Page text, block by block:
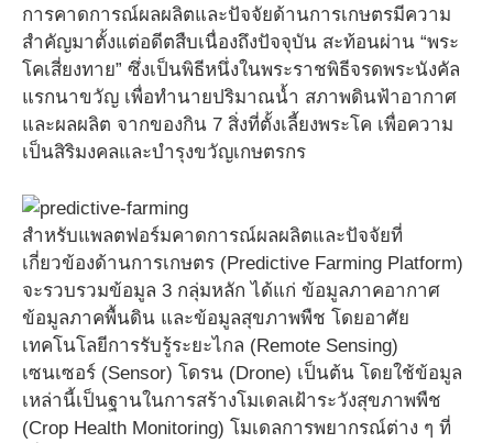
การคาดการณ์ผลผลิตและปัจจัยด้านการเกษตรมีความ
สำคัญมาตั้งแต่อดีตสืบเนื่องถึงปัจจุบัน สะท้อนผ่าน “พระ
โคเสี่ยงทาย” ซึ่งเป็นพิธีหนึ่งในพระราชพิธีจรดพระนังคัล
แรกนาขวัญ เพื่อทำนายปริมาณน้ำ สภาพดินฟ้าอากาศ
และผลผลิต จากของกิน 7 สิ่งที่ตั้งเลี้ยงพระโค เพื่อความ
เป็นสิริมงคลและบำรุงขวัญเกษตรกร
สำหรับแพลตฟอร์มคาดการณ์ผลผลิตและปัจจัยที่
เกี่ยวข้องด้านการเกษตร (Predictive Farming Platform)
จะรวบรวมข้อมูล 3 กลุ่มหลัก ได้แก่ ข้อมูลภาคอากาศ
ข้อมูลภาคพื้นดิน และข้อมูลสุขภาพพืช โดยอาศัย
เทคโนโลยีการรับรู้ระยะไกล (Remote Sensing)
เซนเซอร์ (Sensor) โดรน (Drone) เป็นต้น โดยใช้ข้อมูล
เหล่านี้เป็นฐานในการสร้างโมเดลเฝ้าระวังสุขภาพพืช
(Crop Health Monitoring) โมเดลการพยากรณ์ต่าง ๆ ที่